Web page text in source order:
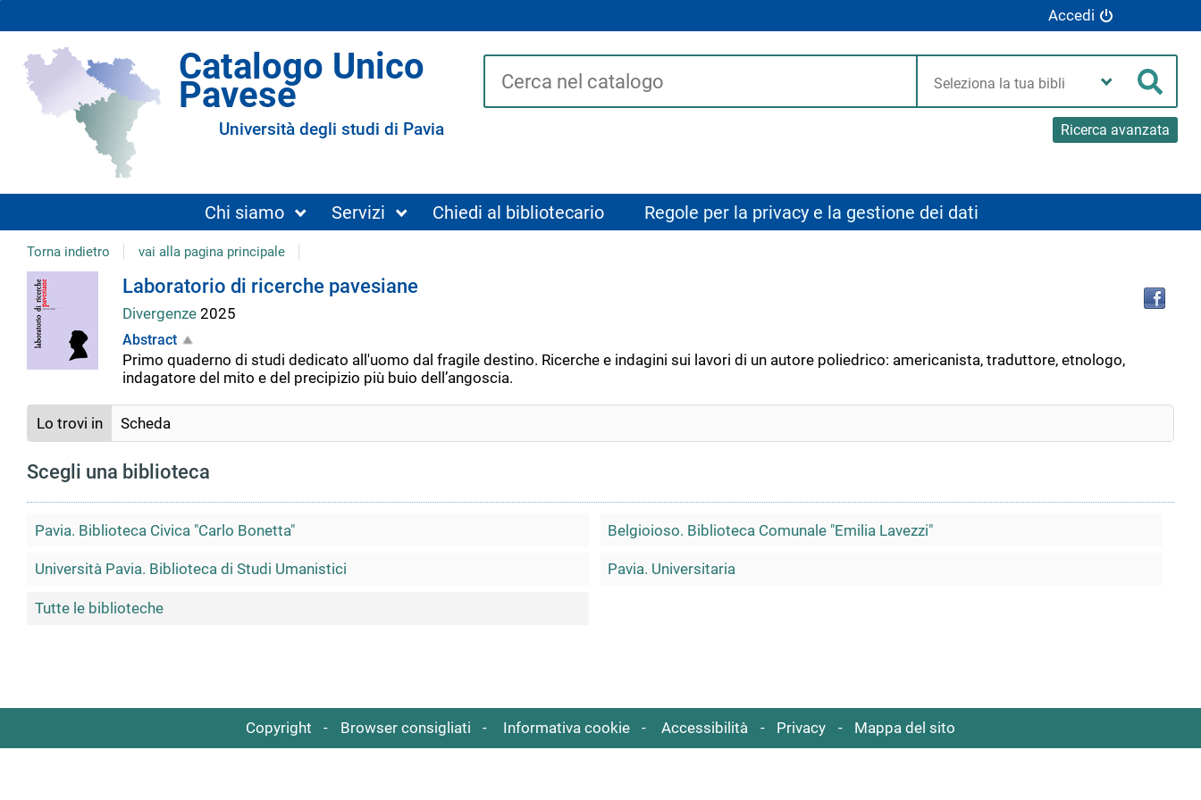
Accedi
Catalogo Unico
Pavese
Università degli studi di Pavia
Cerca su "Catalogo"
Cerca
Ricerca avanzata
Chi siamo Servizi Chiedi al bibliotecario Regole per la privacy e la gestione dei dati
Torna indietro vai alla pagina principale
Dettaglio
del
documento
Laboratorio di ricerche pavesiane
Divergenze 2025
Abstract
Primo quaderno di studi dedicato all'uomo dal fragile destino. Ricerche e indagini sui lavori di un autore poliedrico: americanista, traduttore, etnologo,
indagatore del mito e del precipizio più buio dell’angoscia.
Lo trovi in Scheda
Scegli una biblioteca
Pavia. Biblioteca Civica "Carlo Bonetta" Belgioioso. Biblioteca Comunale "Emilia Lavezzi"
Università Pavia. Biblioteca di Studi Umanistici Pavia. Universitaria
Tutte le biblioteche
Copyright Browser consigliati Informativa cookie Accessibilità Privacy Mappa del sito